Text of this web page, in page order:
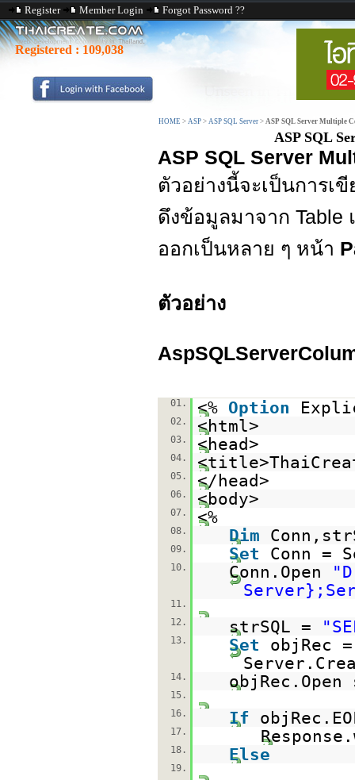
Register Member Login Forgot Password ??
Registered : 109,038
HOME > ASP > ASP SQL Server > ASP SQL Server Multiple
ASP SQL
ASP SQL Server
ตัวอย่างนี้จะเป็นการเ
ดึงข้อมูลมาจาก Table
ออกเป็นหลาย ๆ หน้า
ตัวอย่าง
01. <% Option
02. <html>
03. <head>
04.
05. </head>
06. <body>
07. <%
08. Dim
09. Set Conn =
10. Conn.Open
11.
12.
strSQL =
13. Set
objRec =
14.
15.
16.
If
17.
18. Else
19.